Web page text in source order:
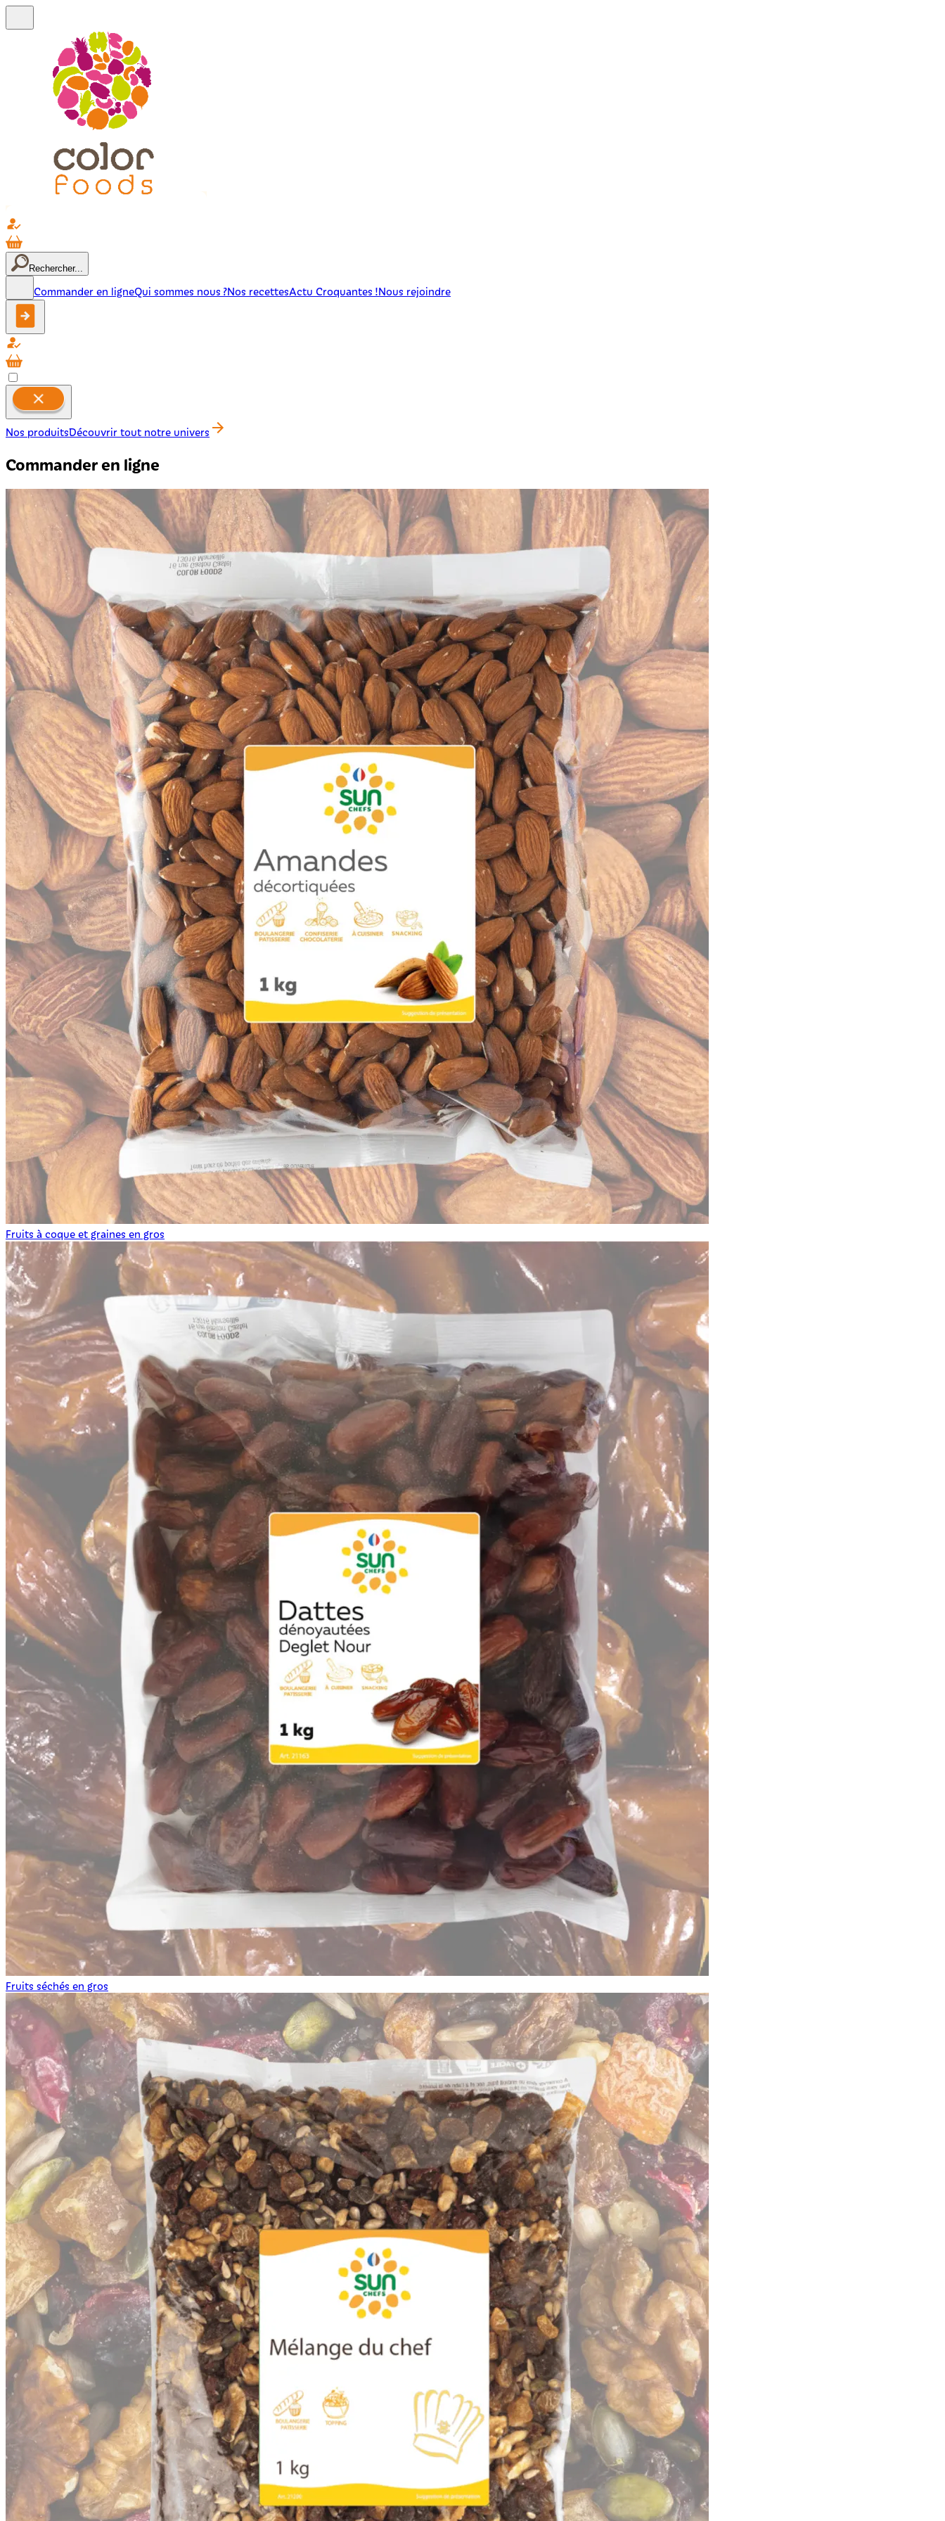
Rechercher...
Commander en ligneQui sommes nous ?Nos recettesActu Croquantes !Nous rejoindre
Nos produitsDécouvrir tout notre univers
Commander en ligne
Fruits à coque et graines en gros
Fruits séchés en gros